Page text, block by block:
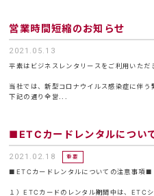
営業時間短縮のお知らせ
2021.05.13
平素はビジネスレンタリースをご利用いただ
当社では、新型コロナウイルス感染症に伴う
下記の通り全営...
■ETCカードレンタルについ
2021.02.18 重要
■ETCカードレンタルについての注意事項■
１）ETCカードのレンタル期間中は、ETC